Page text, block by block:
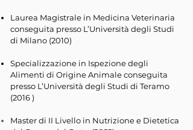
Laurea Magistrale in Medicina Veterinaria
conseguita presso L’Università degli Studi
di Milano (2010)
Specializzazione in Ispezione degli
Alimenti di Origine Animale conseguita
presso L’Università degli Studi di Teramo
(2016 )
Master di II Livello in Nutrizione e Dietetica